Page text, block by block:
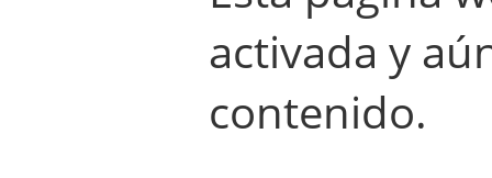
activada y
contenido.